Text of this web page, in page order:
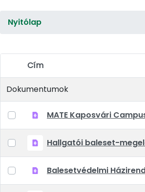
Nyitólap
Elem kiválasztása
Cím
Dokumentumok
MATE Kaposvári
Hallgatói baleset-
Balesetvédelmi